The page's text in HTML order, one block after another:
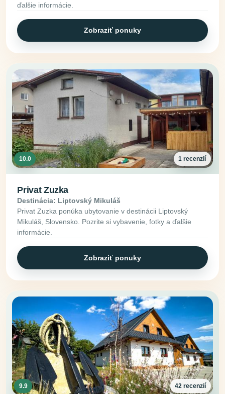
ďalšie informácie.
Zobraziť ponuky
10.0 1 recenzií
Privat Zuzka
Destinácia: Liptovský Mikuláš
Privat Zuzka ponúka ubytovanie v destinácii Liptovský
Mikuláš, Slovensko. Pozrite si vybavenie, fotky a ďalšie
informácie.
Zobraziť ponuky
9.9 42 recenzií